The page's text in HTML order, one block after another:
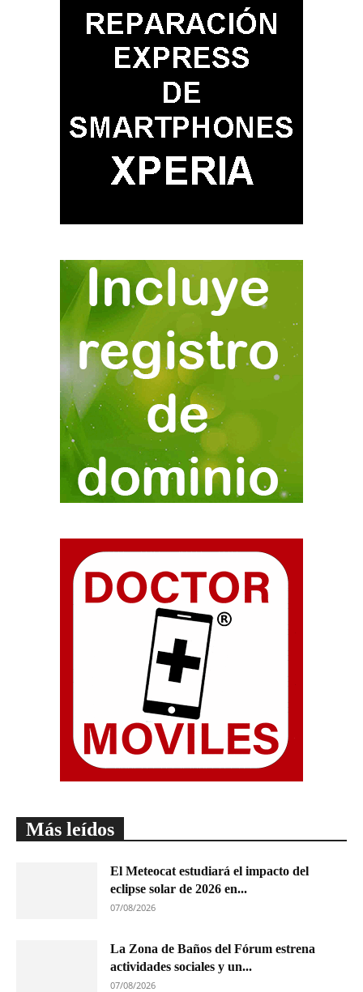
Más leídos
El Meteocat estudiará el impacto del
eclipse solar de 2026 en...
07/08/2026
La Zona de Baños del Fórum estrena
actividades sociales y un...
07/08/2026